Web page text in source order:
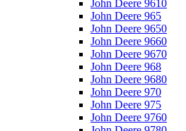
John Deere 9610
John Deere 965
John Deere 9650
John Deere 9660
John Deere 9670
John Deere 968
John Deere 9680
John Deere 970
John Deere 975
John Deere 9760